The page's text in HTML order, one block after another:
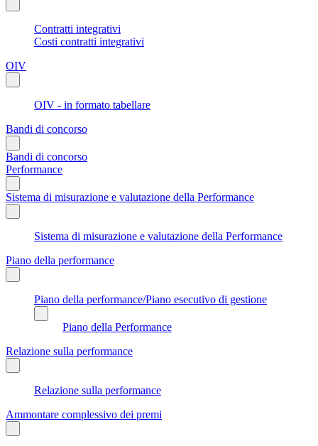
Contratti integrativi
Costi contratti integrativi
OIV
OIV - in formato tabellare
Bandi di concorso
Bandi di concorso
Performance
Sistema di misurazione e valutazione della Performance
Sistema di misurazione e valutazione della Performance
Piano della performance
Piano della performance/Piano esecutivo di gestione
Piano della Performance
Relazione sulla performance
Relazione sulla performance
Ammontare complessivo dei premi